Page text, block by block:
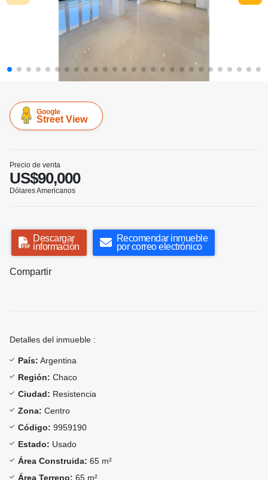
Google
Street View
Precio de venta
US$90,000
Dólares Americanos
Descargar
información
Recomendar inmueble
por correo electrónico
Compartir
Detalles del inmueble :
País: Argentina
Región: Chaco
Ciudad: Resistencia
Zona: Centro
Código: 9959190
Estado: Usado
Área Construida: 65 m²
Área Terreno: 65 m²